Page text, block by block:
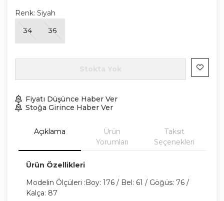
Renk: Siyah
34
36
Fiyatı Düşünce Haber Ver
Stoğa Girince Haber Ver
Açıklama
Ürün
Yorumları
Taksit
Seçenekleri
Ürün Özellikleri
Modelin Ölçüleri :Boy: 176 / Bel: 61 / Göğüs: 76 /
Kalça: 87